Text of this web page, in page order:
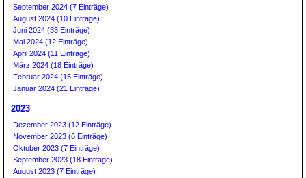
September 2024 (7 Einträge)
August 2024 (10 Einträge)
Juni 2024 (33 Einträge)
Mai 2024 (12 Einträge)
April 2024 (11 Einträge)
März 2024 (18 Einträge)
Februar 2024 (15 Einträge)
Januar 2024 (21 Einträge)
2023
Dezember 2023 (12 Einträge)
November 2023 (6 Einträge)
Oktober 2023 (7 Einträge)
September 2023 (18 Einträge)
August 2023 (7 Einträge)